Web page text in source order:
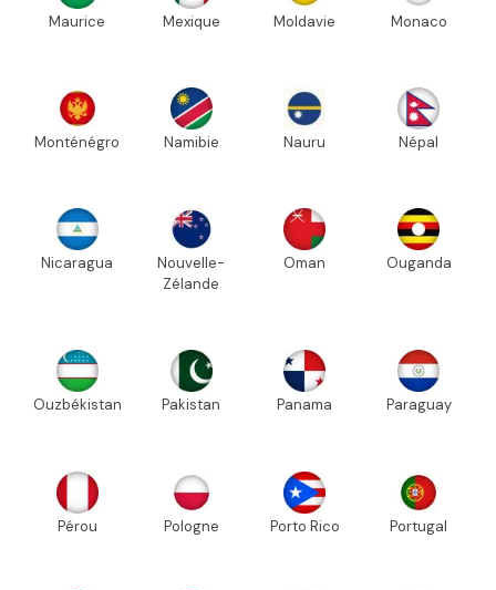
Maurice Mexique Moldavie Monaco
Monténégro Namibie Nauru Népal
Nicaragua
Nouvelle-
Zélande
Oman Ouganda
Ouzbékistan Pakistan Panama Paraguay
Pérou Pologne Porto Rico Portugal